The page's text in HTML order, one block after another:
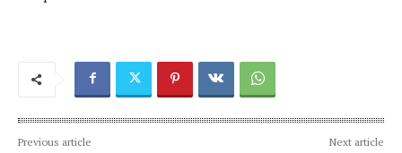
Previous article Next article